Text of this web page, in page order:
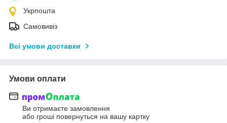
Укрпошта
Самовивіз
Всі умови доставки
Умови оплати
Ви отримаєте замовлення
або гроші повернуться на вашу картку